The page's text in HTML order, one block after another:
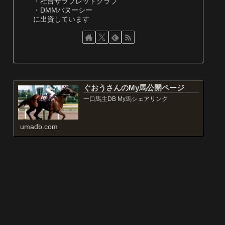
・DMMバヌーシー
に出資しています
ぐおうさんのMy馬公開ページ
一口馬主DB My馬シェアリンク
umadb.com